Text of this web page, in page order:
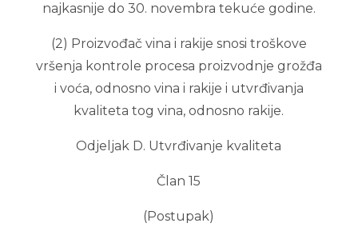
najkasnije do 30. novembra tekuće godine.
(2) Proizvođač vina i rakije snosi troškove
vršenja kontrole procesa proizvodnje grožđa
i voća, odnosno vina i rakije i utvrđivanja
kvaliteta tog vina, odnosno rakije.
Odjeljak D. Utvrđivanje kvaliteta
Član 15
(Postupak)